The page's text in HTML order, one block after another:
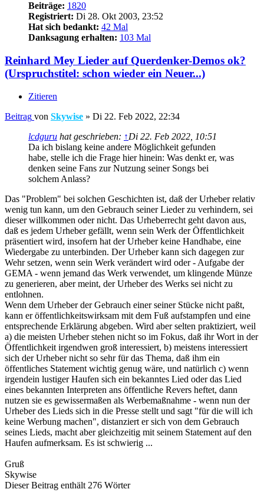
Beiträge: 1820
Registriert: Di 28. Okt 2003, 23:52
Hat sich bedankt: 42 Mal
Danksagung erhalten: 103 Mal
Reinhard Mey Lieder auf Querdenker-Demos ok?
(Urspruchstitel: schon wieder ein Neuer...)
Zitieren
Beitrag von Skywise » Di 22. Feb 2022, 22:34
lcdguru hat geschrieben: ↑Di 22. Feb 2022, 10:51
Da ich bislang keine andere Möglichkeit gefunden
habe, stelle ich die Frage hier hinein: Was denkt er, was
denken seine Fans zur Nutzung seiner Songs bei
solchem Anlass?
Das "Problem" bei solchen Geschichten ist, daß der Urheber relativ
wenig tun kann, um den Gebrauch seiner Lieder zu verhindern, sei
dieser willkommen oder nicht. Das Urheberrecht geht davon aus,
daß es jedem Urheber gefällt, wenn sein Werk der Öffentlichkeit
präsentiert wird, insofern hat der Urheber keine Handhabe, eine
Wiedergabe zu unterbinden. Der Urheber kann sich dagegen zur
Wehr setzen, wenn sein Werk verändert wird oder - Aufgabe der
GEMA - wenn jemand das Werk verwendet, um klingende Münze
zu generieren, aber meint, der Urheber des Werks sei nicht zu
entlohnen.
Wenn dem Urheber der Gebrauch einer seiner Stücke nicht paßt,
kann er öffentlichkeitswirksam mit dem Fuß aufstampfen und eine
entsprechende Erklärung abgeben. Wird aber selten praktiziert, weil
a) die meisten Urheber stehen nicht so im Fokus, daß ihr Wort in der
Öffentlichkeit irgendwen groß interessiert, b) meistens interessiert
sich der Urheber nicht so sehr für das Thema, daß ihm ein
öffentliches Statement wichtig genug wäre, und natürlich c) wenn
irgendein lustiger Haufen sich ein bekanntes Lied oder das Lied
eines bekannten Interpreten ans öffentliche Revers heftet, dann
nutzen sie es gewissermaßen als Werbemaßnahme - wenn nun der
Urheber des Lieds sich in die Presse stellt und sagt "für die will ich
keine Werbung machen", distanziert er sich von dem Gebrauch
seines Lieds, macht aber gleichzeitig mit seinem Statement auf den
Haufen aufmerksam. Es ist schwierig ...
Gruß
Skywise
Dieser Beitrag enthält 276 Wörter